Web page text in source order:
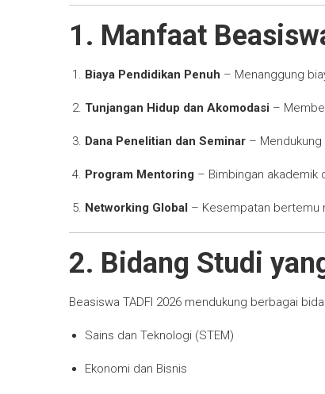
1. Manfaat
Biaya Pendidikan Penuh – Menanggung
Tunjangan Hidup dan Akomodasi –
Dana Penelitian dan Seminar –
Program Mentoring – Bimbingan akademik
Networking Global – Kesempatan bertemu
2. Bidang Studi
Beasiswa TADFI 2026 mendukung berbagai
Sains dan Teknologi (STEM)
Ekonomi dan Bisnis